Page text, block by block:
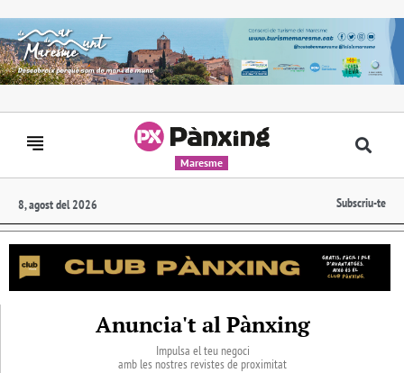
Maresme
8, agost del 2026 Subscriu-te
Anuncia't al Pànxing
Impulsa el teu negoci
amb les nostres revistes de proximitat